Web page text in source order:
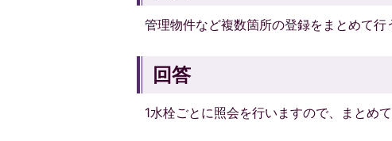
管理物件など複数箇所の登録をまとめて行
回答
1水栓ごとに照会を行いますので、まとめ